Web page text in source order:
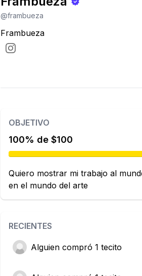
@frambueza
Frambueza
OBJETIVO
100% de $100
Quiero mostrar mi trabajo al
en el mundo del arte
RECIENTES
Alguiencompró 1 tecito